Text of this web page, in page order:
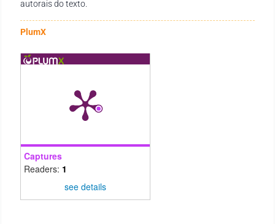
promover justiça sanitária.
autorais do texto.
PlumX
Captures
Readers: 1
see details